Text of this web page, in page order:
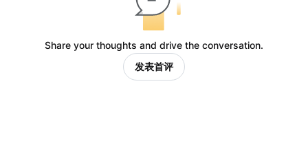
Share your thoughts and drive the conversation.
发表首评